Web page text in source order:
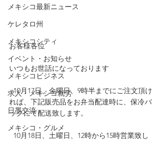
メキシコ最新ニュース
ケレタロ州
メキシコシティ
イベント・お知らせ
メキシコビジネス
求人・メキシコ就労
日墨交流
メキシコ・グルメ
お客様各位
いつもお世話になっております
10月17日、金曜日、9時半までにご注文頂け
れば、下記販売品をお弁当配達時に、保冷バ
ックにて配送致します。
10月18日、土曜日、12時から15時営業致し